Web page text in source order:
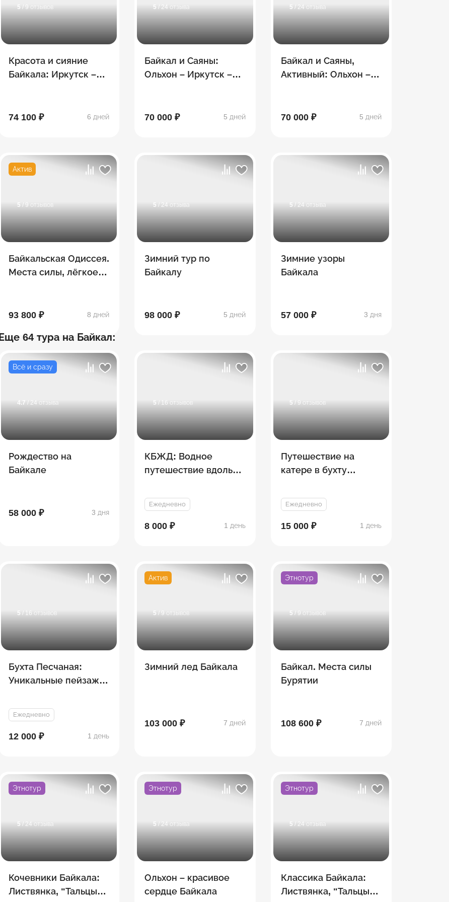
5 / 9 отзывов
Красота и сияние
Байкала: Иркутск –
Сарминское ущелье
74 100 ₽ 6 дней
5 / 24 отзыва
Байкал и Саяны:
Ольхон – Иркутск –
70 000 ₽ 5 дней
5 / 24 отзыва
Байкал и Саяны,
Активный: Ольхон –
70 000 ₽
5 дней
Актив
5 / 9 отзывов
Байкальская Одиссея.
Места силы, лёгкое
похода
93 800 ₽ 8 дней
5 / 24 отзыва
Зимний тур по
Байкалу
98 000 ₽ 5 дней
5 / 24 отзыва
Зимние узоры
Байкала
57 000 ₽ 3 дня
Еще 64 тура на Байкал:
Всё и сразу
4.7 / 24 отзыва
Рождество на
Байкале
58 000 ₽ 3 дня
5 / 16 отзывов
КБЖД: Водное
путешествие вдоль
Ежедневно
8 000 ₽ 1 день
5 / 9 отзывов
Путешествие на
катере в бухту
Ежедневно
15 000 ₽ 1 день
5 / 16 отзывов
Бухта Песчаная:
Уникальные пейзажи
Ежедневно
12 000 ₽ 1 день
Актив
5 / 9 отзывов
Зимний лед Байкала
103 000 ₽ 7 дней
Этнотур
5 / 9 отзывов
Байкал. Места силы
Бурятии
108 600 ₽ 7 дней
Этнотур
5 / 24 отзыва
Кочевники Байкала:
Листвянка, "Тальцы" –
Этнотур
5 / 24 отзыва
Ольхон – красивое
сердце Байкала
Этнотур
5 / 24 отзыва
Классика Байкала:
Листвянка, "Тальцы" –